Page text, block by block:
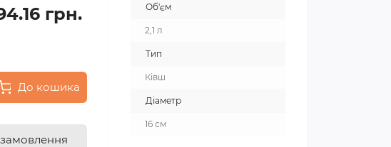
грн.
До кошика
Об'єм
2,1 л
Тип
Ківш
Діаметр
16 см